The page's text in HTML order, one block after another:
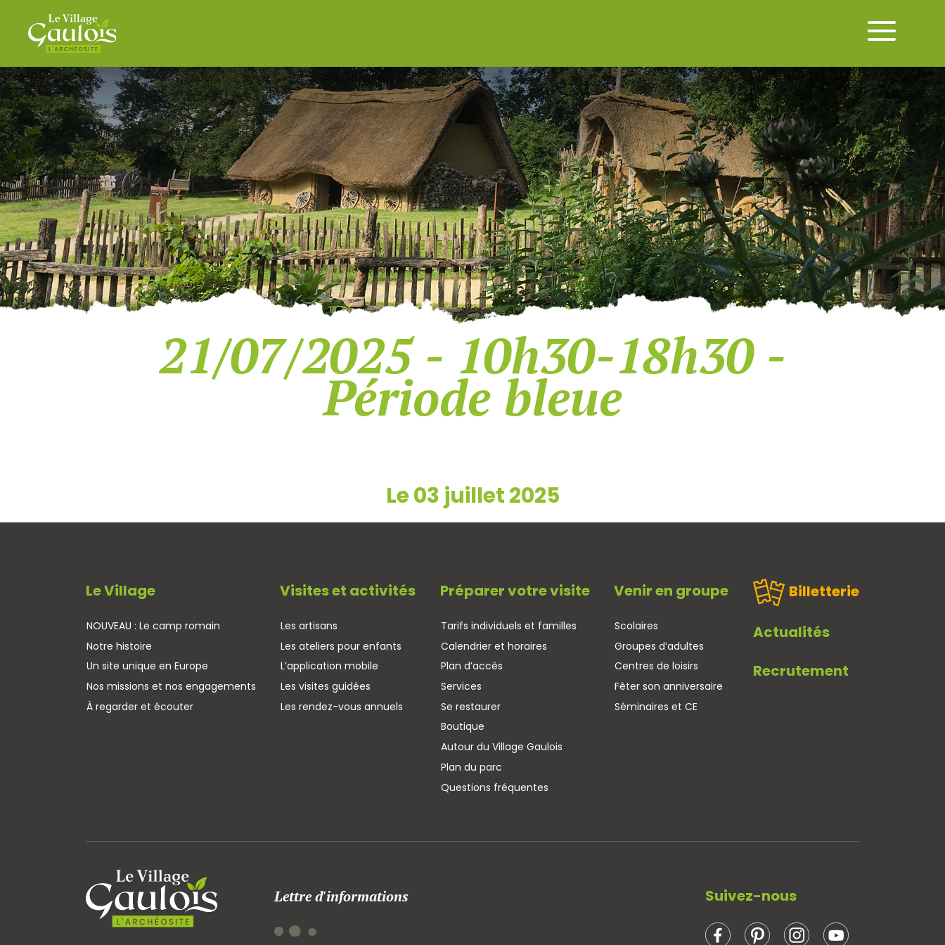
21/07/2025 - 10h30-18h30 -
Période bleue
Le 03 juillet 2025
Le Village
NOUVEAU : Le camp romain
Notre histoire
Un site unique en Europe
Nos missions et nos engagements
À regarder et écouter
Visites et activités
Les artisans
Les ateliers pour enfants
L’application mobile
Les visites guidées
Les rendez-vous annuels
Préparer votre visite
Tarifs individuels et familles
Calendrier et horaires
Plan d’accès
Services
Se restaurer
Boutique
Autour du Village Gaulois
Plan du parc
Questions fréquentes
Venir en groupe
Scolaires
Groupes d’adultes
Centres de loisirs
Fêter son anniversaire
Séminaires et CE
Billetterie
Actualités
Recrutement
Lettre d'informations Suivez-nous